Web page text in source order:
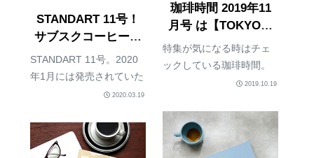
STANDART 11号！
サブスクコーヒーが
美味しすぎ。
STANDART 11号。2020
年1月には発売されていた
のだけど、内容が濃いか
時間がかかってしまう。
STANDARTの冒頭には、
2020.03.19
珈琲時間 2019年11
月号 は【TOKYO東
西 新コーヒータウ
ン】
特集が気になる時はチェ
ックしている珈琲時間。
2019年11月号の特集は、
ウン。こういう私が住ん
でいる都市以外のカフェ
情報本は、当分行く予定
2019.10.19